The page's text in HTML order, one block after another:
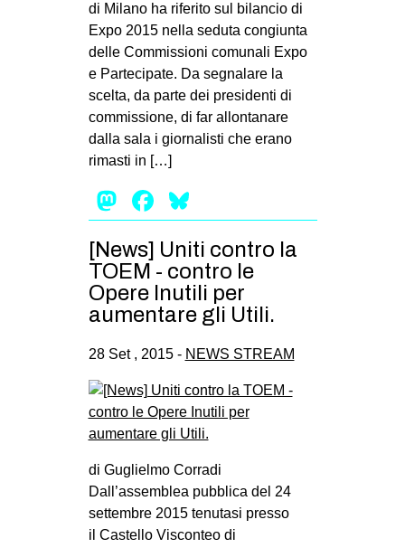
di Milano ha riferito sul bilancio di
Expo 2015 nella seduta congiunta
delle Commissioni comunali Expo
e Partecipate. Da segnalare la
scelta, da parte dei presidenti di
commissione, di far allontanare
dalla sala i giornalisti che erano
rimasti in […]
Mastodon
Facebook
[News] Uniti contro la
TOEM -⁠ contro le
Opere Inutili per
aumentare gli Utili.
28 Set , 2015 - NEWS STREAM
di Guglielmo Corradi
Dall’assemblea pubblica del 24
settembre 2015 tenutasi presso
il Castello Visconteo di